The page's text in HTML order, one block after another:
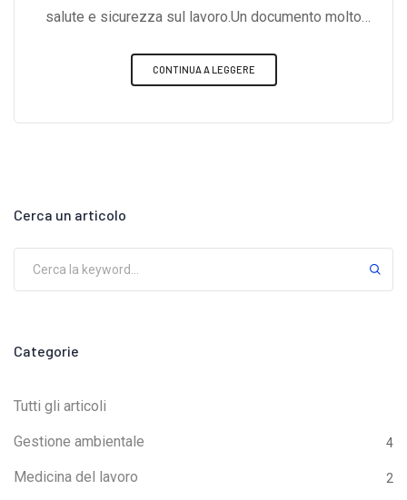
salute e sicurezza sul lavoro.Un documento molto
formazione per lavoratori, preposti, datori di lavoro e
immediati per i nuovi corsi L’Accordo introduce un
esistenti alle nuove disposizioni.⚠️ Attenzione: per i
di Lavoro, non è previsto alcun periodo transitorio: le
nuove regole entrano in vigore immediatamente!Le
formazione per l’utilizzo del Carroponte non era
specifico.Con il nuovo Accordo, finalmente vengono
6 o 7 ore di pratica, in base alla tipologia di
CONTINUA A LEGGERE
Cerca un articolo
Categorie
Tutti gli articoli
Gestione ambientale 4
Medicina del lavoro 2